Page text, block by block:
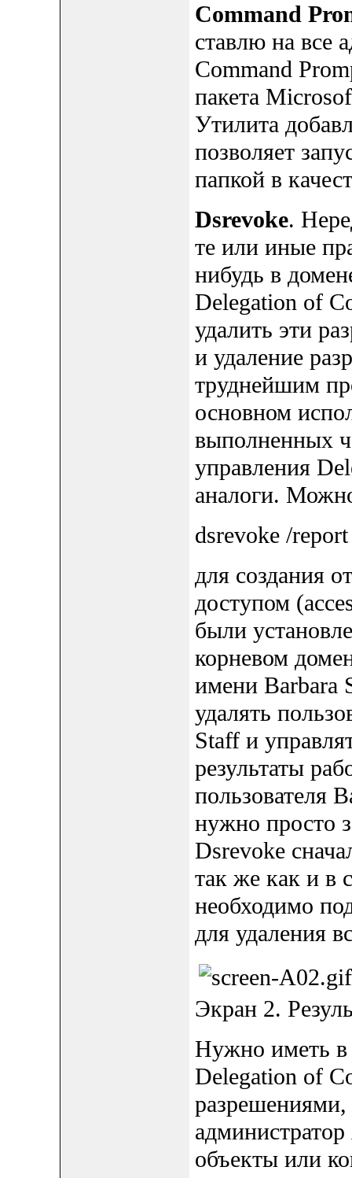
Command
ставлю на все
Command
пакета
Утилита
позволяет
папкой в
Dsrevoke.
те или иные
нибудь в
Delegation of
удалить эти
и удаление
труднейшим
основном
выполненных
управления
аналоги.
dsrevoke /report
для создания
доступом
были
корневом
имени Barbara
удалять
Staff и
результаты
пользователя
нужно просто
Dsrevoke
так же как и в
необходимо
для удаления
Экран 2.
Нужно иметь в
Delegation of
объекты или